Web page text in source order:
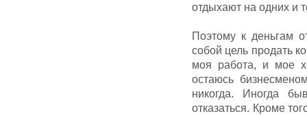
отдыхают на одних и
Поэтому к деньгам
собой цель продать
моя работа, и мое
остаюсь
никогда. Иногда
отказаться. Кроме